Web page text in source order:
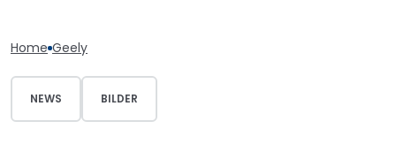
Home Geely
NEWS BILDER